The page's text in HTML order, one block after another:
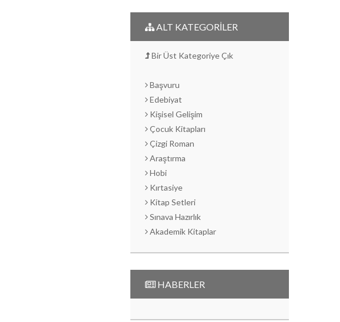
ALT KATEGORİLER
Bir Üst Kategoriye Çık
Başvuru
Edebiyat
Kişisel Gelişim
Çocuk Kitapları
Çizgi Roman
Araştırma
Hobi
Kırtasiye
Kitap Setleri
Sınava Hazırlık
Akademik Kitaplar
HABERLER